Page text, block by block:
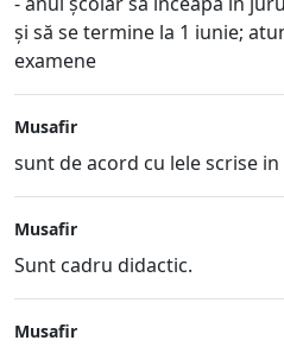
și să se termine la 1 iunie;
examene
Musafir
sunt de acord cu lele scrise
Musafir
Sunt cadru didactic.
Musafir